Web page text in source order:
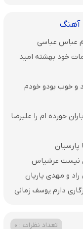
آهنگ
عباس عباسی
خود بهشته امید
و خوب بودو خودم
خورده ام را علیرضا
پارسیان
نیست عرشیاس
و مهدی یاریان
دارم یوسف زمانی
تعداد نظرات : 0